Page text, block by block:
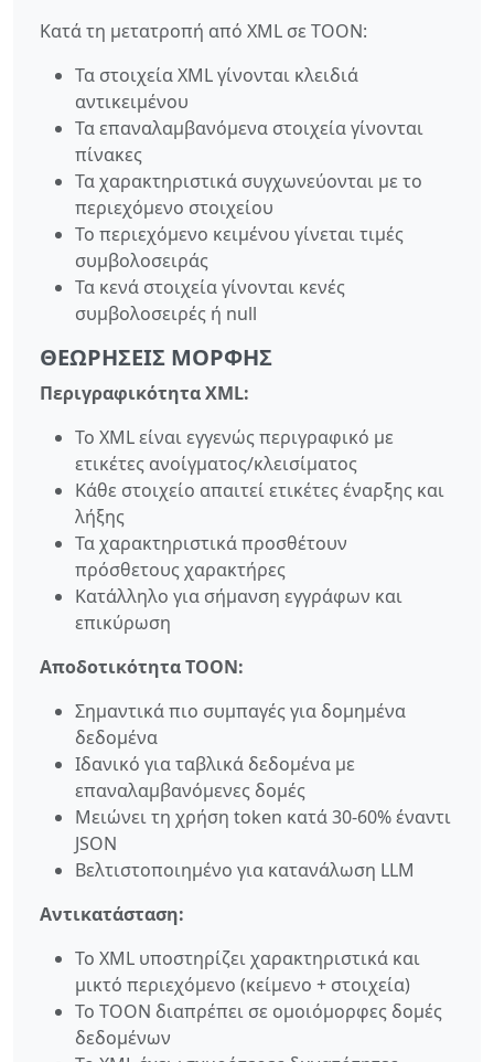
Κατά τη μετατροπή από XML σε TOON:
Τα στοιχεία XML γίνονται κλειδιά
αντικειμένου
Τα επαναλαμβανόμενα στοιχεία γίνονται
πίνακες
Τα χαρακτηριστικά συγχωνεύονται με το
περιεχόμενο στοιχείου
Το περιεχόμενο κειμένου γίνεται τιμές
συμβολοσειράς
Τα κενά στοιχεία γίνονται κενές
συμβολοσειρές ή null
ΘΕΩΡΉΣΕΙΣ ΜΟΡΦΉΣ
Περιγραφικότητα XML:
Το XML είναι εγγενώς περιγραφικό με
ετικέτες ανοίγματος/κλεισίματος
Κάθε στοιχείο απαιτεί ετικέτες έναρξης και
λήξης
Τα χαρακτηριστικά προσθέτουν
πρόσθετους χαρακτήρες
Κατάλληλο για σήμανση εγγράφων και
επικύρωση
Αποδοτικότητα TOON:
Σημαντικά πιο συμπαγές για δομημένα
δεδομένα
Ιδανικό για ταβλικά δεδομένα με
επαναλαμβανόμενες δομές
Μειώνει τη χρήση token κατά 30-60% έναντι
JSON
Βελτιστοποιημένο για κατανάλωση LLM
Αντικατάσταση:
Το XML υποστηρίζει χαρακτηριστικά και
μικτό περιεχόμενο (κείμενο + στοιχεία)
Το TOON διαπρέπει σε ομοιόμορφες δομές
δεδομένων